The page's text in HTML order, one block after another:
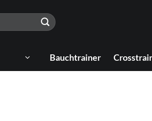
Bauchtrainer